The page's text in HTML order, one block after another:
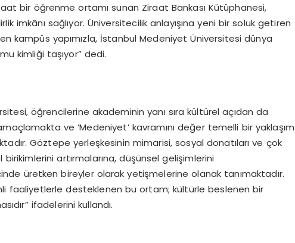
bir öğrenme ortamı sunan Ziraat Bankası Kütüphanesi,
imkânı sağlıyor. Üniversitecilik anlayışına yeni bir soluk getiren
kampüs yapımızla, İstanbul Medeniyet Üniversitesi dünya
kimliği taşıyor” dedi.
öğrencilerine akademinin yanı sıra kültürel açıdan da
ve ‘Medeniyet’ kavramını değer temelli bir yaklaşım
Göztepe yerleşkesinin mimarisi, sosyal donatıları ve çok
artırmalarına, düşünsel gelişimlerini
üretken bireyler olarak yetişmelerine olanak tanımaktadır.
faaliyetlerle desteklenen bu ortam; kültürle beslenen bir
ifadelerini kullandı.